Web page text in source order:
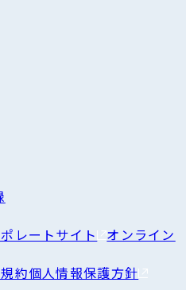
レートサイト オンライン
約個人情報保護方針